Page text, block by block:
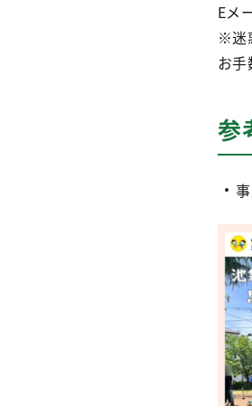
Eメ
※迷
お手
参